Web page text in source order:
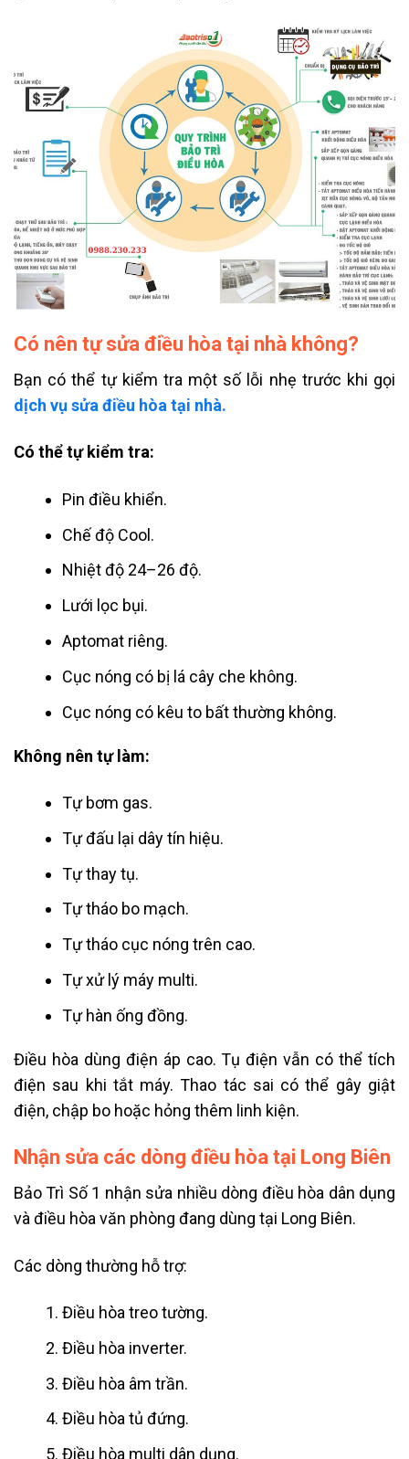
Có nên tự sửa điều hòa tại nhà không?
Bạn có thể tự kiểm tra một số lỗi nhẹ trước khi gọi
dịch vụ sửa điều hòa tại nhà.
Có thể tự kiểm tra:
Pin điều khiển.
Chế độ Cool.
Nhiệt độ 24–26 độ.
Lưới lọc bụi.
Aptomat riêng.
Cục nóng có bị lá cây che không.
Cục nóng có kêu to bất thường không.
Không nên tự làm:
Tự bơm gas.
Tự đấu lại dây tín hiệu.
Tự thay tụ.
Tự tháo bo mạch.
Tự tháo cục nóng trên cao.
Tự xử lý máy multi.
Tự hàn ống đồng.
Điều hòa dùng điện áp cao. Tụ điện vẫn có thể tích
điện sau khi tắt máy. Thao tác sai có thể gây giật
điện, chập bo hoặc hỏng thêm linh kiện.
Nhận sửa các dòng điều hòa tại Long Biên
Bảo Trì Số 1 nhận sửa nhiều dòng điều hòa dân dụng
và điều hòa văn phòng đang dùng tại Long Biên.
Các dòng thường hỗ trợ:
Điều hòa treo tường.
Điều hòa inverter.
Điều hòa âm trần.
Điều hòa tủ đứng.
Điều hòa multi dân dụng.